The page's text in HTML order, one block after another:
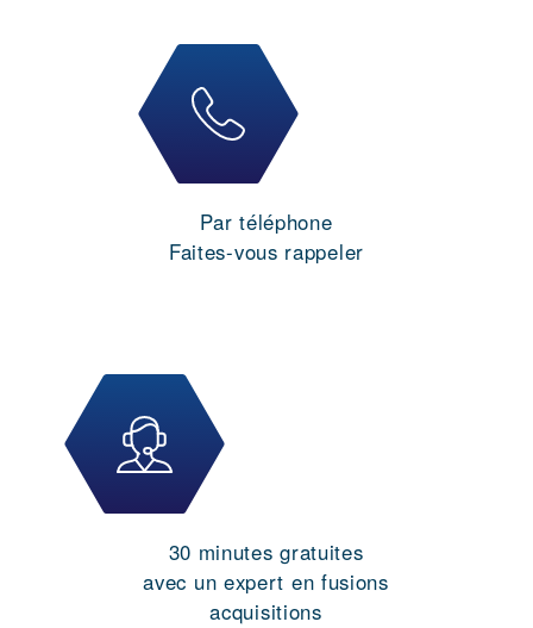
Par téléphone
Faites-vous rappeler
30 minutes gratuites
avec un expert en fusions
acquisitions